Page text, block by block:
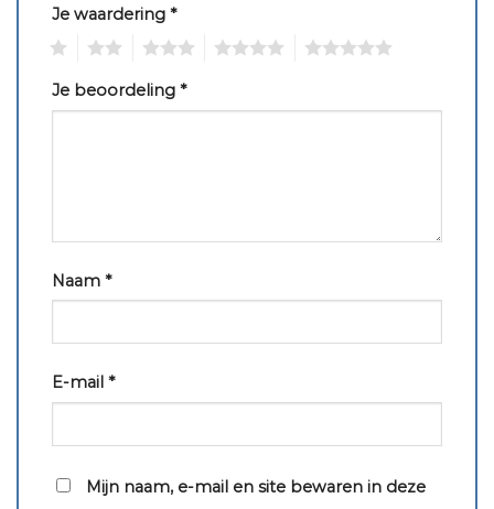
Je waardering *
Je beoordeling *
Naam *
E-mail *
Mijn naam, e-mail en site bewaren in deze